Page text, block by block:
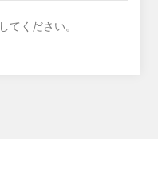
してください。